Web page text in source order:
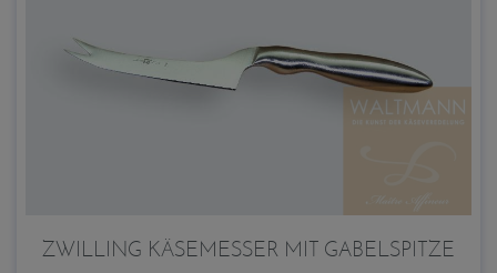
ZWILLING KÄSEMESSER MIT GABELSPITZE